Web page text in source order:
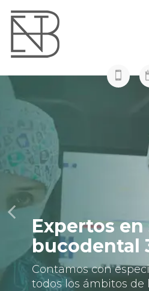
Expertos
bucodental
Contamos con
todos los ámbitos de